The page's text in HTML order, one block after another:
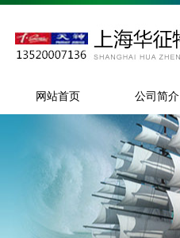
网站首页 公司简介